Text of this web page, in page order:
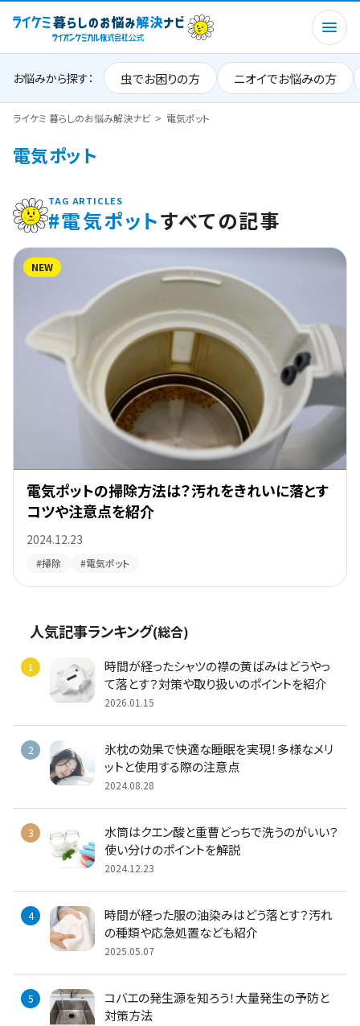
お悩みから探す： 虫でお困りの方 ニオイでお悩みの方
ライケミ 暮らしのお悩み解決ナビ 電気ポット
電気ポット
TAG ARTICLES
#電気ポットすべての記事
NEW
2024.12.23
電気ポットの掃除方法は？汚れをきれいに落とす
コツや注意点を紹介
#掃除 #電気ポット
人気記事ランキング(総合)
時間が経ったシャツの襟の黄ばみはどうやっ
て落とす？対策や取り扱いのポイントを紹介
2026.01.15
氷枕の効果で快適な睡眠を実現！多様なメリ
ットと使用する際の注意点
2024.08.28
水筒はクエン酸と重曹どっちで洗うのがいい？
使い分けのポイントを解説
2024.12.23
時間が経った服の油染みはどう落とす？汚れ
の種類や応急処置なども紹介
2025.05.07
コバエの発生源を知ろう！大量発生の予防と
対策方法